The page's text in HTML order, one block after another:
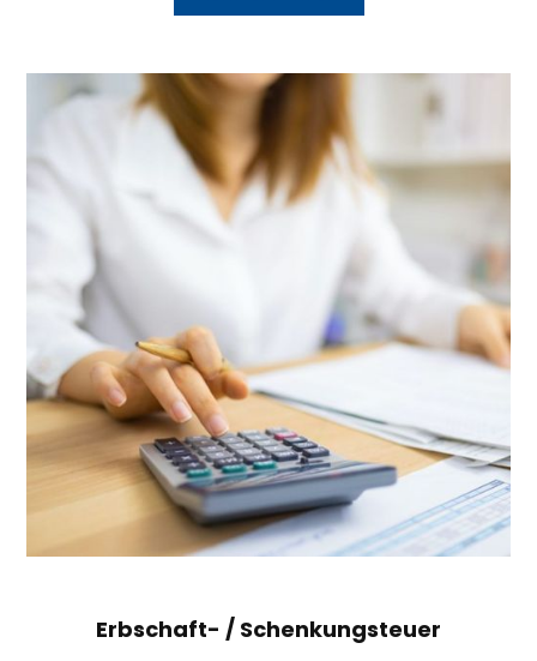
Erbschaft- / Schenkungsteuer